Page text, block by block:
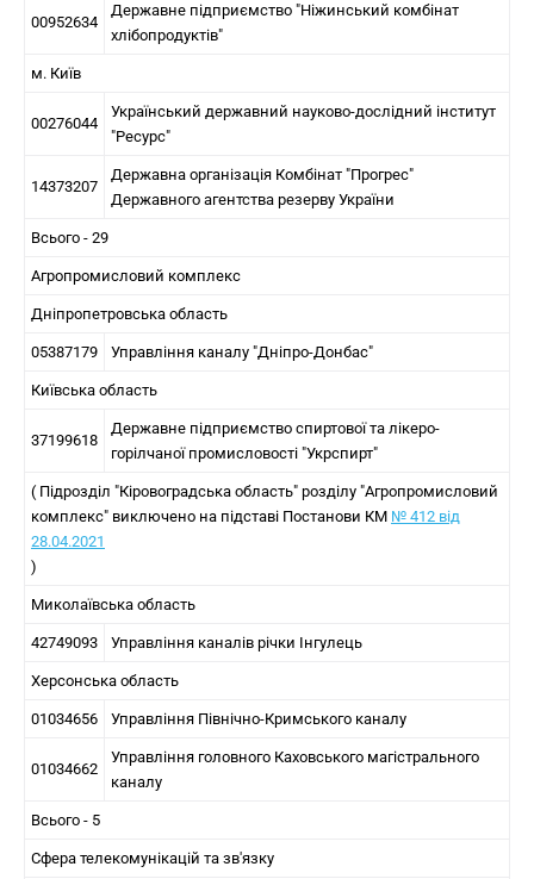
00952634
Державне підприємство "Ніжинський комбінат
хлібопродуктів"
м. Київ
00276044
Український державний науково-дослідний інститут
"Ресурс"
14373207
Державна організація Комбінат "Прогрес"
Державного агентства резерву України
Всього - 29
Агропромисловий комплекс
Дніпропетровська область
05387179 Управління каналу "Дніпро-Донбас"
Київська область
37199618
Державне підприємство спиртової та лікеро-
горілчаної промисловості "Укрспирт"
( Підрозділ "Кіровоградська область" розділу "Агропромисловий
комплекс" виключено на підставі Постанови КМ № 412 від
28.04.2021
)
Миколаївська область
42749093 Управління каналів річки Інгулець
Херсонська область
01034656 Управління Північно-Кримського каналу
01034662
Управління головного Каховського магістрального
каналу
Всього - 5
Сфера телекомунікацій та зв'язку